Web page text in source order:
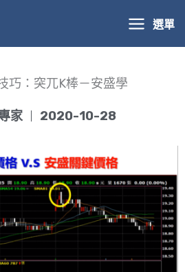
選單
巧：突兀K棒－安盛學
家 2020-10-28